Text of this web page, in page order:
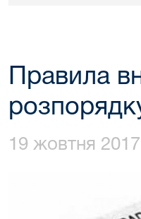
Правила
19 жовтня